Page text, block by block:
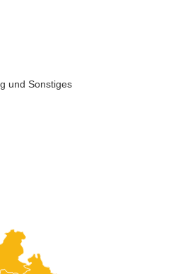
und Sonstiges